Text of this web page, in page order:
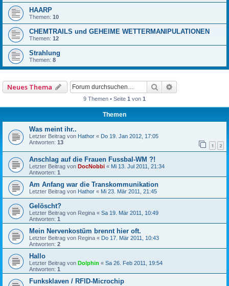
HAARP
Themen: 10
CHEMTRAILS und GEHEIME WETTERMANIPULATIONEN
Themen: 12
Strahlung
Themen: 8
Neues Thema Suche
9 Themen • Seite 1 von 1
Themen
Was meint ihr..
Letzter Beitrag von Hathor « Do 19. Jan 2012, 17:05
Antworten: 13 1 2
Anschlag auf die Frauen Fussbal-WM ?!
Letzter Beitrag von DocNobbi « Mi 13. Jul 2011, 21:34
Antworten: 1
Am Anfang war die Transkommunikation
Letzter Beitrag von Hathor « Mi 23. Mär 2011, 21:45
Gelöscht?
Letzter Beitrag von Regina « Sa 19. Mär 2011, 10:49
Antworten: 1
Mein Nervenkostüm brennt hier oft.
Letzter Beitrag von Regina « Do 17. Mär 2011, 10:43
Antworten: 2
Hallo
Letzter Beitrag von Dolphin « Sa 26. Feb 2011, 19:54
Antworten: 1
Funksklaven / RFID-Microchip